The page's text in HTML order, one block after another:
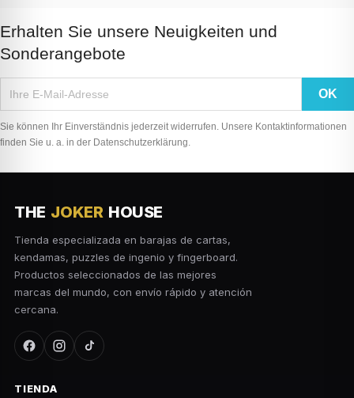
Erhalten Sie unsere Neuigkeiten und
Sonderangebote
Sie können Ihr Einverständnis jederzeit widerrufen. Unsere Kontaktinformationen
finden Sie u. a. in der Datenschutzerklärung.
THE JOKER HOUSE
Tienda especializada en barajas de cartas,
kendamas, puzzles de ingenio y fingerboard.
Productos seleccionados de las mejores
marcas del mundo, con envío rápido y atención
cercana.
TIENDA